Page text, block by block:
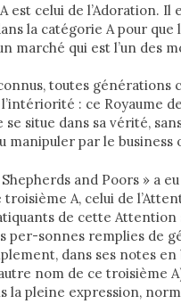
est celui de l’Adoration. Il
la catégorie A pour que
marché qui est l’un des
toutes générations
: ce Royaume
se situe dans sa vérité,
manipuler par le business
Shepherds and Poors » a
A, celui de
de cette Attention
per-sonnes remplies de
dans ses notes en
nom de ce troisième
la pleine expression,